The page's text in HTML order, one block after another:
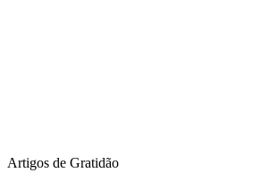
Artigos de Gratidão